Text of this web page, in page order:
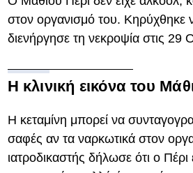
στον οργανισμό του. Κηρύχθηκε
διενήργησε τη νεκροψία στις 29
Η κλινική εικόνα του
Η κεταμίνη μπορεί να
σαφές αν τα ναρκωτικά στον
ιατροδικαστής δήλωσε ότι ο